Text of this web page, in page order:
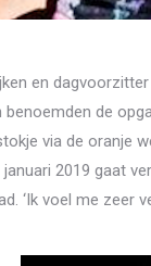
en
de
via de oranje
2019 gaat
‘Ik voel me zeer